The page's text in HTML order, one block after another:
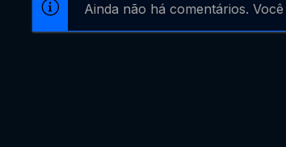
Ainda não há comentários.